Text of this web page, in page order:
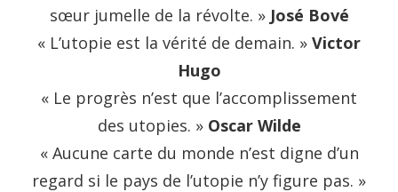
sœur jumelle de la révolte. »José Bové
« L’utopie est la vérité de demain. » Victor
Hugo
« Le progrès n’est que l’accomplissement
des utopies. » Oscar Wilde
« Aucune carte du monde n’est digne d’un
regard si le pays de l’utopie n’y figure pas. »